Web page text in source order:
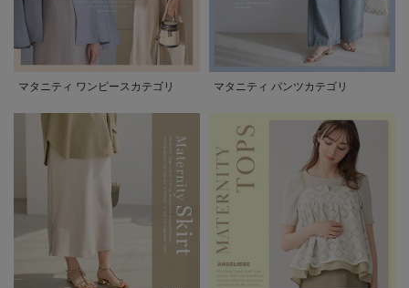
マタニティ ワンピースカテゴリ マタニティ パンツカテゴリ